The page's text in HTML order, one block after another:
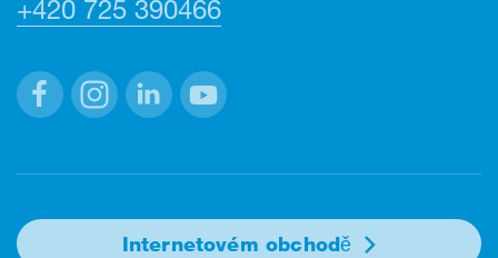
+420 725 390466
Internetovém obchodě